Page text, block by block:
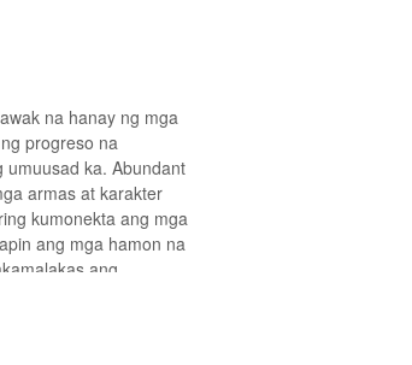
na hanay ng mga
progreso na
umuusad ka. Abundant
armas at karakter
kumonekta ang mga
ang mga hamon na
ang